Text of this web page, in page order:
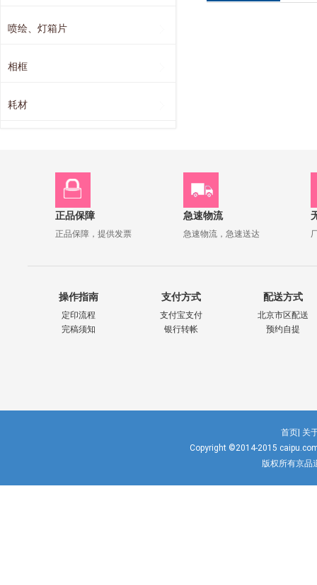
喷绘、灯箱片
相框
耗材
正品保障
正品保障，提供发票
急速物流
急速物流，急速送达
操作指南
定印流程
完稿须知
支付方式
支付宝支付
银行转帐
配送方式
北京市区配送
预约自提
首页| 关
Copyright ©2014-2015
版权所有京品